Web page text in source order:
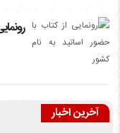
آخرین اخبار